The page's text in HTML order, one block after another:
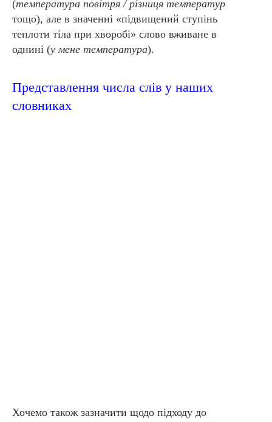
(температура повітря / різниця температур
тощо), але в значенні «підвищений ступінь
теплоти тіла при хворобі» слово вживане в
однині (у мене температура).
Представлення числа слів у наших
словниках
Хочемо також зазначити щодо підходу до